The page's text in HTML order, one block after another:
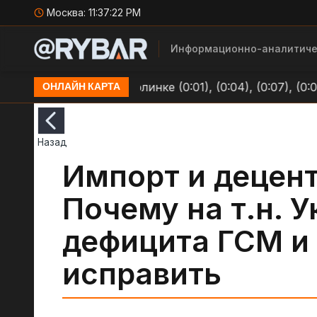
Москва: 11:37:22 PM
Информационно-
ОНЛАЙН КАРТА
ВСУ в Долинке (0:01), (0:04), (0:07), (0:09)
Назад
Импорт и
Почему на т.н.
дефицита ГСМ и
исправить